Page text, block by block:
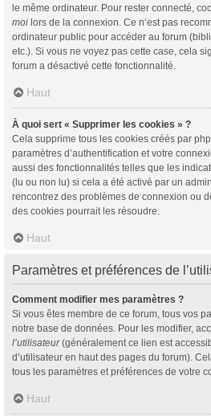
le même ordinateur. Pour rester connecté,
moi lors de la connexion. Ce n’est pas
ordinateur public pour accéder au forum
etc.). Si vous ne voyez pas cette case, cela
forum a désactivé cette fonctionnalité.
Haut
À quoi sert « Supprimer les cookies » ?
Cela supprime tous les cookies créés par
paramètres d’authentification et votre
aussi des fonctionnalités telles que les
(lu ou non lu) si cela a été activé par un
rencontrez des problèmes de connexion ou
des cookies pourrait les résoudre.
Haut
Paramètres et préférences de
Comment modifier mes paramètres ?
Si vous êtes membre de ce forum, tous vos
notre base de données. Pour les modifier,
l’utilisateur(généralement ce lien est
d’utilisateur en haut des pages du forum).
tous les paramètres et préférences de votre
Haut